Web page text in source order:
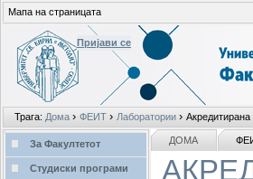
Лични
алати
Пријави се
Трага: Дома › ФЕИТ › Лаборатории › Акредитирана
Мапа на страницата
делови
ДОМА
NAVIGATION
За Факултетот
Студиски програми